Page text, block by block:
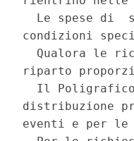
Le spese di
condizioni
Qualora le
riparto
Il
distribuzione
eventi e per le